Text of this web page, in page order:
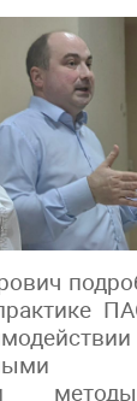
и